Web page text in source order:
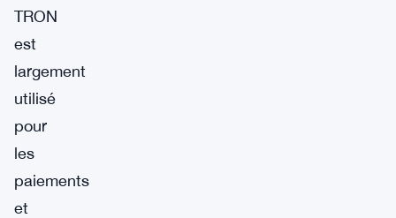
TRON
est
largement
utilisé
pour
les
paiements
et